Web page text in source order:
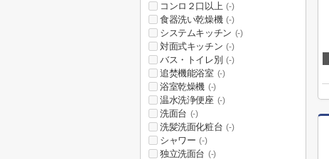
コンロ２口以上 (-)
食器洗い乾燥機 (-)
システムキッチン (-)
対面式キッチン (-)
バス・トイレ別 (-)
追焚機能浴室 (-)
浴室乾燥機 (-)
温水洗浄便座 (-)
洗面台 (-)
洗髪洗面化粧台 (-)
シャワー (-)
独立洗面台 (-)